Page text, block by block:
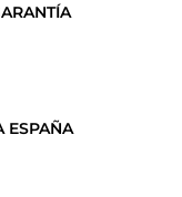
ESPAÑA